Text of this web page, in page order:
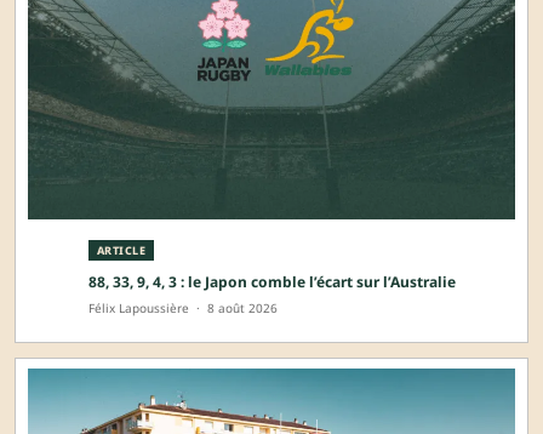
ARTICLE
88, 33, 9, 4, 3 : le Japon comble l’écart sur l’Australie
Félix Lapoussière · 8 août 2026